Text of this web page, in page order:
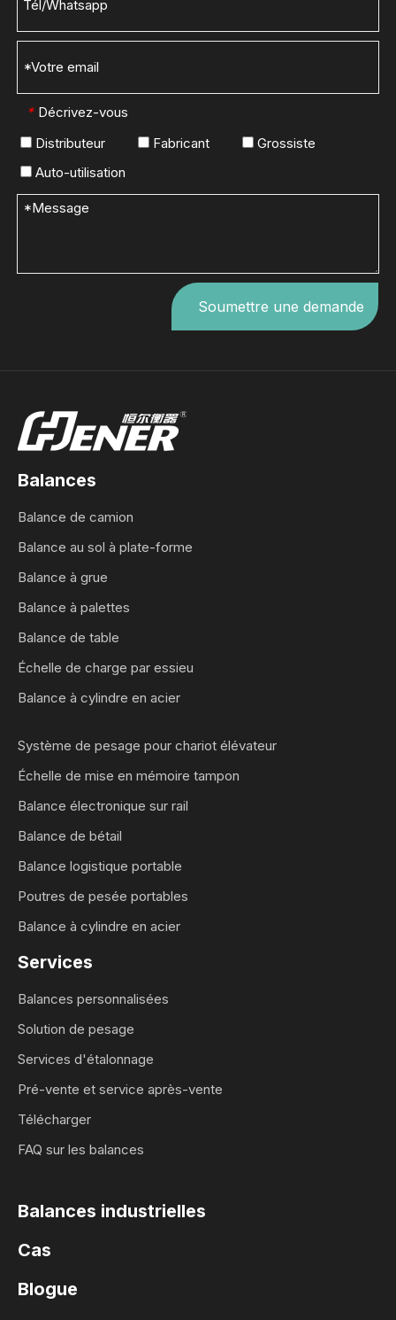
* Décrivez-vous
Distributeur
Fabricant
Grossiste
Auto-utilisation
Soumettre une demande
Balances
Balance de camion
Balance au sol à plate-forme
Balance à grue
Balance à palettes
Balance de table
Échelle de charge par essieu
Balance à cylindre en acier
Système de pesage pour chariot élévateur
Échelle de mise en mémoire tampon
Balance électronique sur rail
Balance de bétail
Balance logistique portable
Poutres de pesée portables
Balance à cylindre en acier
Services
Balances personnalisées
Solution de pesage
Services d'étalonnage
Pré-vente et service après-vente
Télécharger
FAQ sur les balances
Balances industrielles
Cas
Blogue